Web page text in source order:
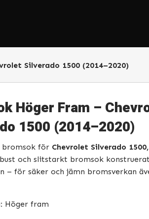
Silverado 1500 (2014–2020)
Höger Fram –
1500 (2014–2020)
för Chevrolet Silverado
och slitstarkt bromsok
– för säker och jämn bromsverkan
Höger fram